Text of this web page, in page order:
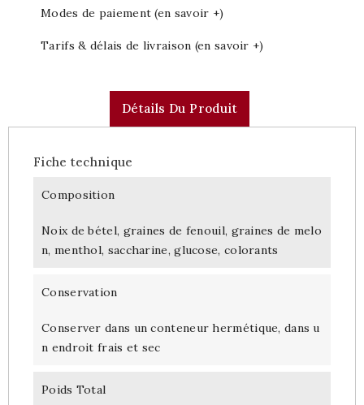
Modes de paiement (en savoir +)
Tarifs & délais de livraison (en savoir +)
Détails Du Produit
Fiche technique
Composition
Noix de bétel, graines de fenouil, graines de melo
n, menthol, saccharine, glucose, colorants
Conservation
Conserver dans un conteneur hermétique, dans u
n endroit frais et sec
Poids Total